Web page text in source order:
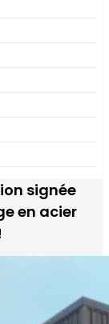
signée
en acier